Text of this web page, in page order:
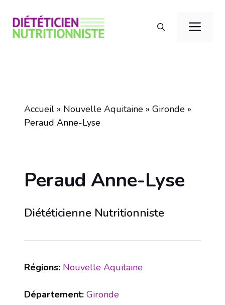
contenu
Accueil » Nouvelle Aquitaine » Gironde »
Peraud Anne-Lyse
Peraud Anne-Lyse
Diététicienne Nutritionniste
Régions: Nouvelle Aquitaine
Département: Gironde